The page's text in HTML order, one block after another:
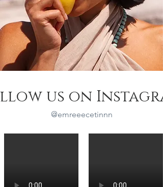
us on
@emreeecetinnn